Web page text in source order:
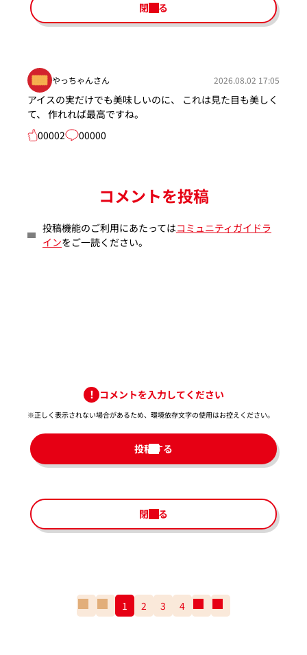
閉じる
やっちゃんさん 2026.08.02 17:05
アイスの実だけでも美味しいのに、 これは見た目も美しく
て、 作れれば最高ですね。
00002
00000
コメントを投稿
投稿機能のご利用にあたってはコミュニティガイドラ
インをご一読ください。
コメントを入力してください
※正しく表示されない場合があるため、環境依存文字の使用はお控えください。​
投稿する
閉じる
番
の
1 2 3 4
の
番